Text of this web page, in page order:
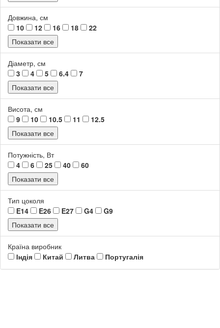
Довжина, см
10
12 16 18
22
Показати все
Діаметр, см
3
4 5 6.4
7
Показати все
Висота, см
9
10 10.5 11
12.5
Показати все
Потужність, Вт
4
6 25 40
60
Показати все
Тип цоколя
E14
E26 E27 G4
G9
Показати все
Країна виробник
Індія
Китай Литва Португалія